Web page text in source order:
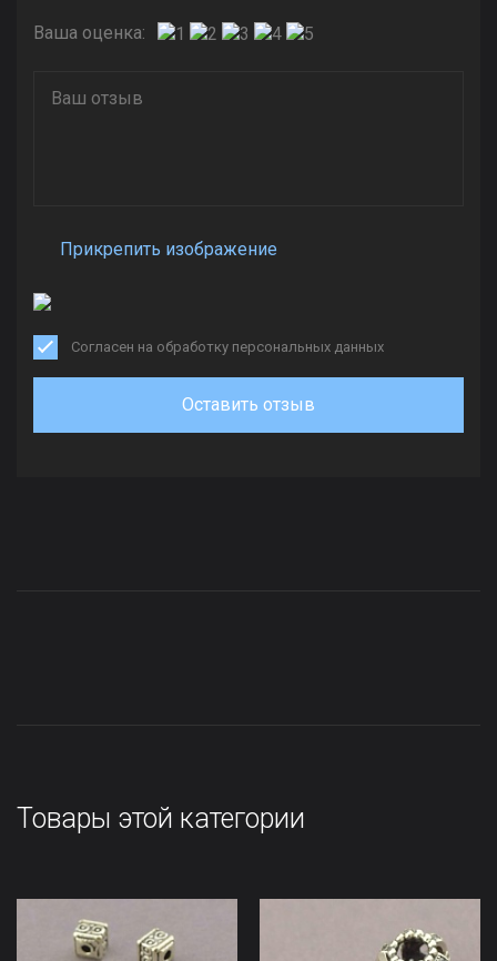
Ваша оценка:
Прикрепить изображение
Согласен на обработку персональных данных
Оставить отзыв
Товары этой категории